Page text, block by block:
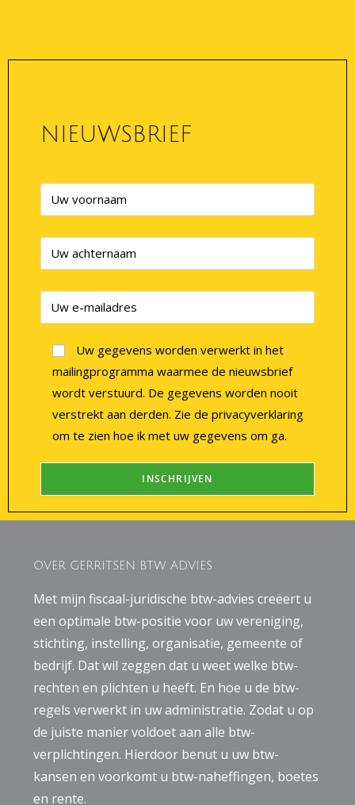
NIEUWSBRIEF
Uw gegevens worden verwerkt in het
mailingprogramma waarmee de nieuwsbrief
wordt verstuurd. De gegevens worden nooit
verstrekt aan derden. Zie de privacyverklaring
om te zien hoe ik met uw gegevens om ga.
OVER GERRITSEN BTW ADVIES
Met mijn fiscaal-juridische btw-advies creëert u
een optimale btw-positie voor uw vereniging,
stichting, instelling, organisatie, gemeente of
bedrijf. Dat wil zeggen dat u weet welke btw-
rechten en plichten u heeft. En hoe u de btw-
regels verwerkt in uw administratie. Zodat u op
de juiste manier voldoet aan alle btw-
verplichtingen. Hierdoor benut u uw btw-
kansen en voorkomt u btw-naheffingen, boetes
en rente.